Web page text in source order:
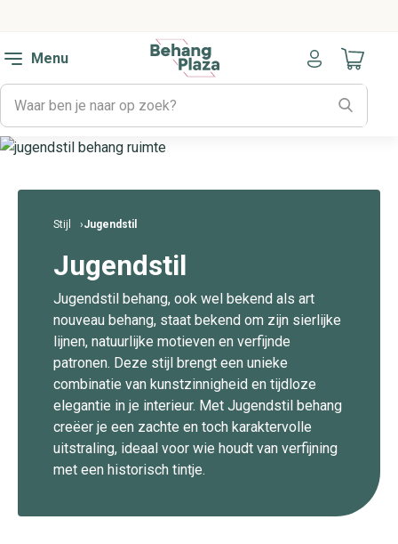
Menu
Naar
Stijl Jugendstil
Jugendstil
Jugendstil behang, ook wel bekend als art
nouveau behang, staat bekend om zijn sierlijke
lijnen, natuurlijke motieven en verfijnde
patronen. Deze stijl brengt een unieke
combinatie van kunstzinnigheid en tijdloze
elegantie in je interieur. Met Jugendstil behang
creëer je een zachte en toch karaktervolle
uitstraling, ideaal voor wie houdt van verfijning
met een historisch tintje.